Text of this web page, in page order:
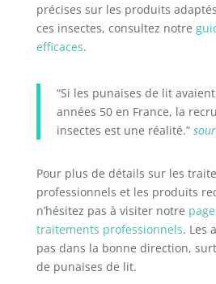
précises sur les produits
ces insectes, consultez notre
efficaces.
“Si les punaises de lit
années 50 en France, la
insectes est une réalité.”
Pour plus de détails sur les
professionnels et les produits
n’hésitez pas à visiter notre
traitements professionnels. Les
pas dans la bonne direction,
de punaises de lit.